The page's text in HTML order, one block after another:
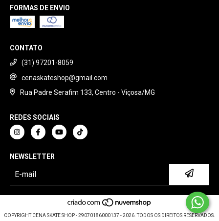
FORMAS DE ENVIO
CONTATO
(31) 97201-8059
cenaskateshop@gmail.com
Rua Padre Serafim 133, Centro - Viçosa/MG
REDES SOCIAIS
NEWSLETTER
COPYRIGHT CENA SKATE SHOP - 29070186000137 - 2026. TODOS OS DIREITOS RESERVADOS.